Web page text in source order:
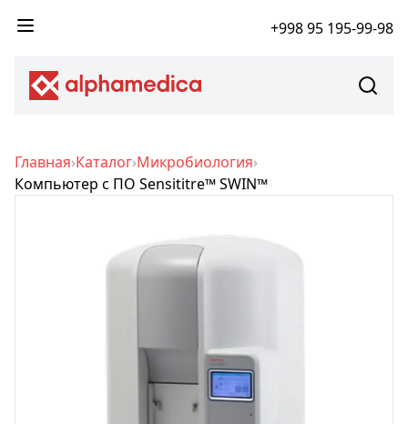
+998 95 195-99-98
Главная›Каталог›Микробиология›
Компьютер с ПО Sensititre™ SWIN™